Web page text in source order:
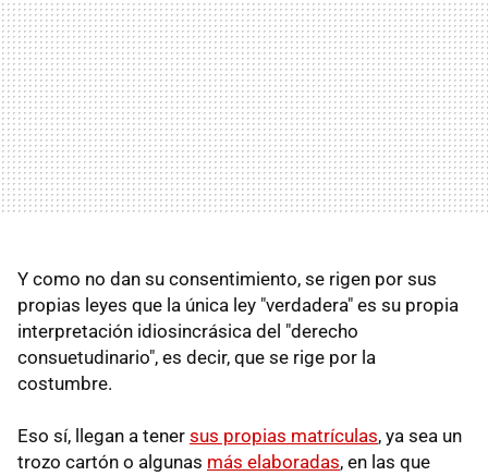
Y como no dan su consentimiento, se rigen por sus
propias leyes que la única ley "verdadera" es su propia
interpretación idiosincrásica del "derecho
consuetudinario", es decir, que se rige por la
costumbre.
Eso sí, llegan a tener sus propias matrículas, ya sea un
trozo cartón o algunas más elaboradas, en las que